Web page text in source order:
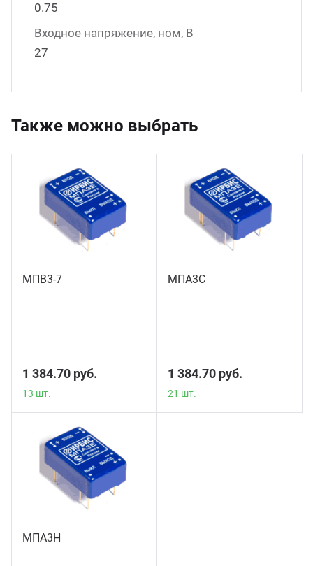
0.75
Входное напряжение, ном, В
27
Также можно выбрать
МПВ3-7
1 384.70 руб.
13 шт.
МПА3С
1 384.70 руб.
21 шт.
МПА3Н